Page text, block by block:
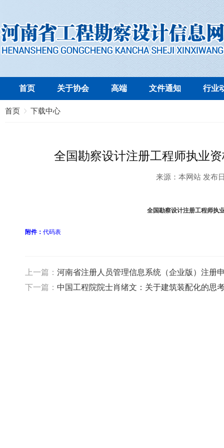
首页 关于协会 高端 文件通知 行业
首页 下载中心
全国勘察设计注册工程师执业
来源： 本网站 发布
全国勘察设计注册工程师执
附件： 代码表
上一篇： 河南省注册人员管理信息系统（企业版）注册
下一篇： 中国工程院院士肖绪文：关于建筑装配化的思